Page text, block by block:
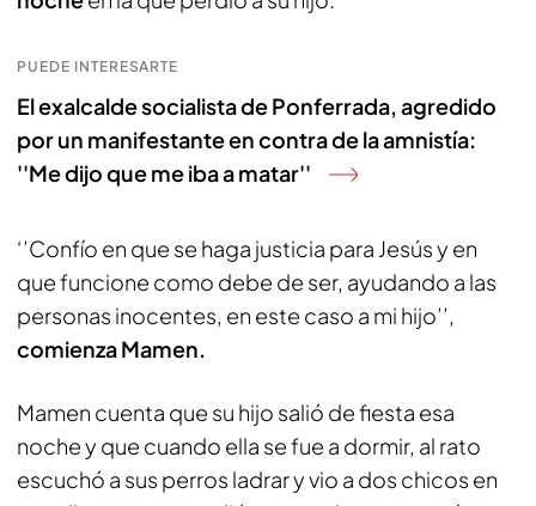
PUEDE INTERESARTE
El exalcalde socialista de Ponferrada, agredido
por un manifestante en contra de la amnistía:
''Me dijo que me iba a matar''
‘’Confío en que se haga justicia para Jesús y en
que funcione como debe de ser, ayudando a las
personas inocentes, en este caso a mi hijo’’,
comienza Mamen.
Mamen cuenta que su hijo salió de fiesta esa
noche y que cuando ella se fue a dormir, al rato
escuchó a sus perros ladrar y vio a dos chicos en